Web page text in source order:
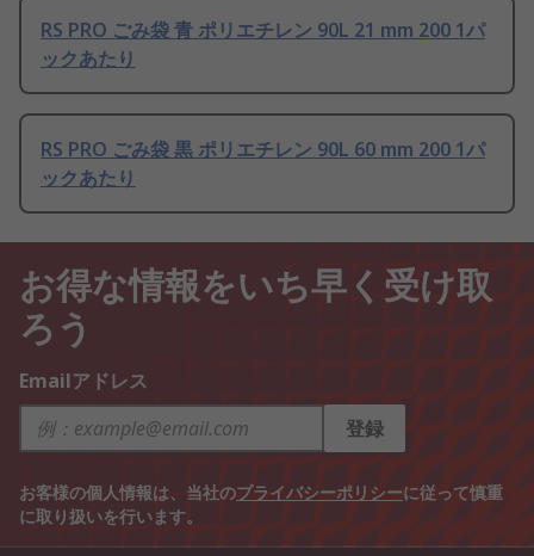
RS PRO ごみ袋 青 ポリエチレン 90L 21 mm 200 1パ
ックあたり
RS PRO ごみ袋 黒 ポリエチレン 90L 60 mm 200 1パ
ックあたり
お得な情報をいち早く受け取
ろう
Emailアドレス
登録
お客様の個人情報は、当社のプライバシーポリシーに従って慎重
に取り扱いを行います。